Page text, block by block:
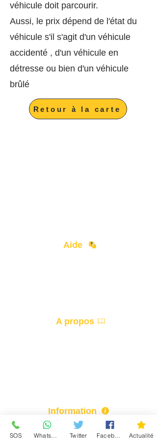
véhicule doit parcourir.
Aussi, le prix dépend de l'état du
véhicule s'il s'agit d'un véhicule
accidenté , d'un véhicule en
détresse ou bien d'un véhicule
brûlé
Retour à la carte
Aide
A propos
Information
Actualité
SOS Twitter Actualité